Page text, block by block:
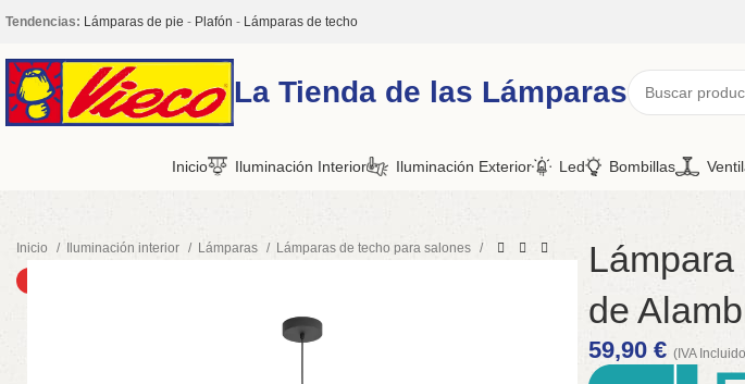
Tendencias: Lámparas de pie - Plafón - Lámparas de techo
La Tienda de las Lámparas
Inicio Iluminación Interior Iluminación Exterior Led Bombillas
Inicio Iluminación interior Lámparas Lámparas de techo para salones
de
59,90 € (IVA